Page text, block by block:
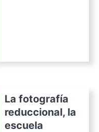
La fotografía
reduccional, la
escuela